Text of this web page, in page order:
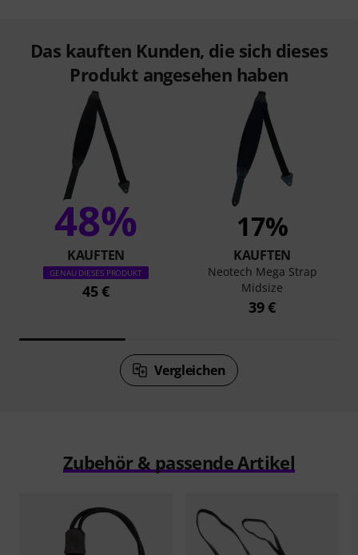
Das kauften Kunden, die sich dieses
Produkt angesehen haben
48%
KAUFTEN
GENAU DIESES PRODUKT
45 €
17%
KAUFTEN
Neotech Mega Strap
Midsize
39 €
Vergleichen
Zubehör & passende Artikel